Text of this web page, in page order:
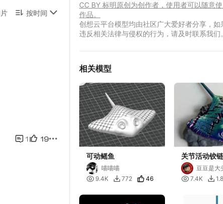
CC BY 标明原创为创作者，使用者可以随意
作品。
创想云平台模型均由社区广大爱好者分享，如
违反相关法律与侵权的行为，请及时联系我们。
相关模型
可动鳐鱼
喵喵喵
 9.4K  772 46
关节活动铰
鱼多色全尺版
豆豆是大
 7.4K 